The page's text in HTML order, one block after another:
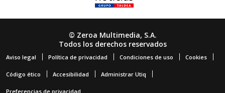
© Zeroa Multimedia, S.A.
Todos los derechos reservados
Aviso legal Política de privacidad Condiciones de uso Cookies
Código ético Accesibilidad Administrar Utiq
Preferencias de privacidad